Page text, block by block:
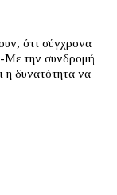
ότι σύγχρονα
-Με την συνδρομή
η δυνατότητα να